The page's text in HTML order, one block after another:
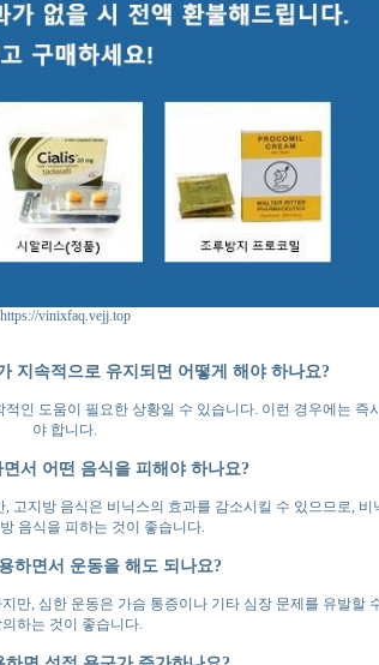
https://vinixfaq.vejj.top
지속적으로 유지되면 어떻게 해야 하나요?
인 도움이 필요한 상황일 수 있습니다. 이런 경우에는 즉
야 합니다.
서 어떤 음식을 피해야 하나요?
고지방 음식은 비닉스의 효과를 감소시킬 수 있으므로, 비
음식을 피하는 것이 좋습니다.
하면서 운동을 해도 되나요?
만, 심한 운동은 가슴 통증이나 기타 심장 문제를 유발할
하는 것이 좋습니다.